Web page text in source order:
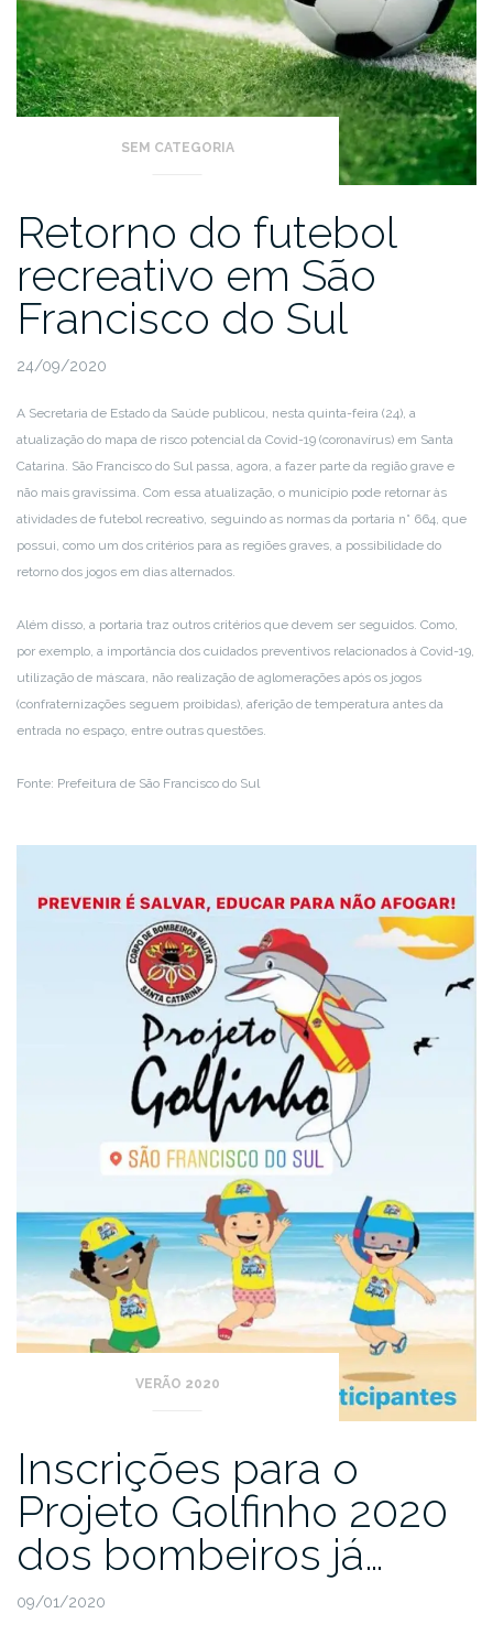
SEM CATEGORIA
Retorno do futebol
recreativo em São
Francisco do Sul
24/09/2020
A Secretaria de Estado da Saúde publicou, nesta quinta-feira (24), a
atualização do mapa de risco potencial da Covid-19 (coronavírus) em Santa
Catarina. São Francisco do Sul passa, agora, a fazer parte da região grave e
não mais gravíssima. Com essa atualização, o município pode retornar às
atividades de futebol recreativo, seguindo as normas da portaria n° 664, que
possui, como um dos critérios para as regiões graves, a possibilidade do
retorno dos jogos em dias alternados.
Além disso, a portaria traz outros critérios que devem ser seguidos. Como,
por exemplo, a importância dos cuidados preventivos relacionados à Covid-19,
utilização de máscara, não realização de aglomerações após os jogos
(confraternizações seguem proibidas), aferição de temperatura antes da
entrada no espaço, entre outras questões.
Fonte: Prefeitura de São Francisco do Sul
VERÃO 2020
Inscrições para o
Projeto Golfinho 2020
dos bombeiros já…
09/01/2020